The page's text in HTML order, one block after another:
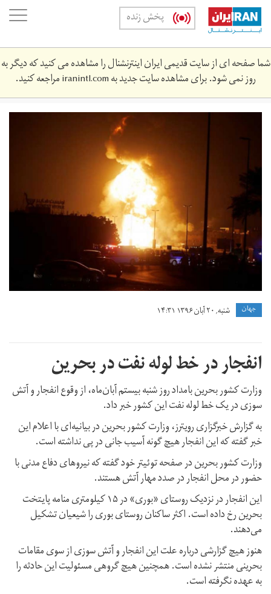
Skip
main
content
پخش زنده
شما صفحه ای از سایت قدیمی ایران اینترنشنال را مشاهده می کنید که دیگر به
روز نمی شود. برای مشاهده سایت جدید بهiranintl.comمراجعه کنید.
2.jpg
جهان شنبه, ۲۰ آبان ۱۳۹۶ ۱۴:۳۱
انفجار در خط لوله نفت در بحرین
وزارت کشور بحرین بامداد روز شنبه بیستم آبان‌ماه، از وقوع انفجار و آتش
سوزی در یک خط لوله نفت این کشور خبر داد.
به گزارش خبرگزاری رویترز، وزارت کشور بحرین در بیانیه‌ای با اعلام این
خبر گفته که این انفجار هیچ گونه آسیب جانی در پی نداشته است.
وزارت کشور بحرین در صفحه توئیتر خود گفته که نیروهای دفاع مدنی با
حضور در محل انفجار در صدد مهار آتش هستند.
این انفجار در نزدیک روستای «بوری» در ۱۵ کیلومتری منامه پایتخت
بحرین رخ داده است. اکثر ساکنان روستای بوری را شیعیان تشکیل
می‌دهند.
هنوز هیچ گزارشی درباره علت این انفجار و آتش سوزی از سوی مقامات
بحرینی منتشر نشده است. همچنین هیچ گروهی مسئولیت این حادثه را
به عهده نگرفته است.